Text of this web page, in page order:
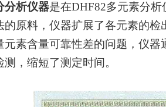
分析仪器是在DHF82多元素分
的原料，仪器扩展了各元素的
元素含量可靠性差的问题，仪
，缩短了测定时间。